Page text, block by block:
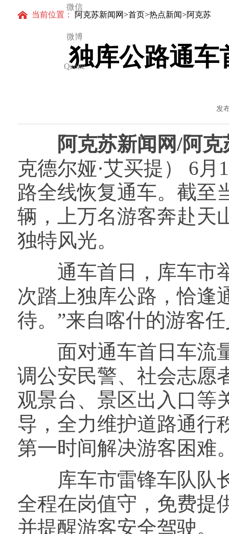
微信
微博
Qzone
当前位置： 阿克苏新闻网>首页>热点新闻>阿克苏
独库公路通车
发
阿克苏新闻网/阿
克德尔娅·艾买提） 6
路全线恢复通车。截至
辆，上万名游客奔赴天
独特风光。
通车首日，库车市举
次踏上独库公路，恰逢
待。”来自喀什的游客
面对通车首日车流量
调公安民警、社会志愿
观景台、景区出入口等
导，全力维护道路通行
第一时间解决游客困难
库车市雷锋车队队长
全程在岗值守，免费提
并提醒游客安全驾驶。